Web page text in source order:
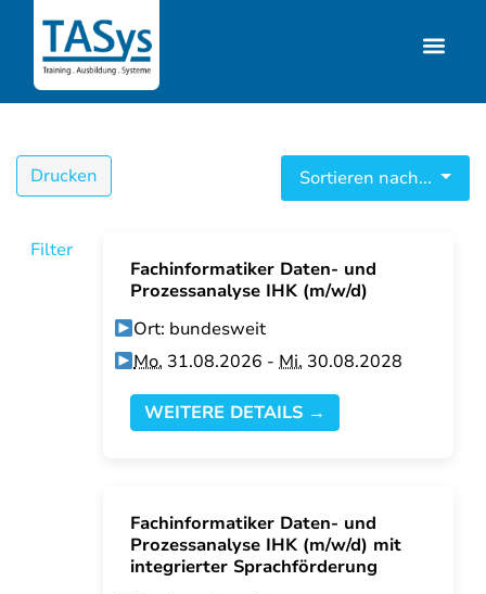
Drucken Sortieren nach...
Filter
Fachinformatiker Daten- und
Prozessanalyse IHK (m/w/d)
Ort: bundesweit
Mo. 31.08.2026 -Mi. 30.08.2028
WEITERE DETAILS →
Fachinformatiker Daten- und
Prozessanalyse IHK (m/w/d) mit
integrierter Sprachförderung